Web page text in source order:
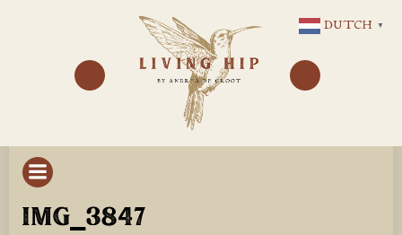
NAAR
DE
INHOUD
IMG_3847
DUTCH ▼